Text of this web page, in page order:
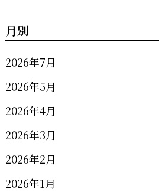
月別
2026年7月
2026年5月
2026年4月
2026年3月
2026年2月
2026年1月